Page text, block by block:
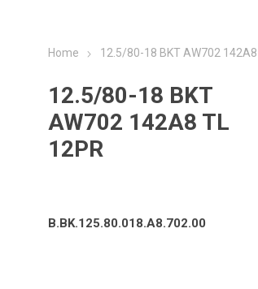
Home 12.5/80-18 BKT AW702 142A8
12.5/80-18 BKT
AW702 142A8 TL
12PR
B.BK.125.80.018.A8.702.00